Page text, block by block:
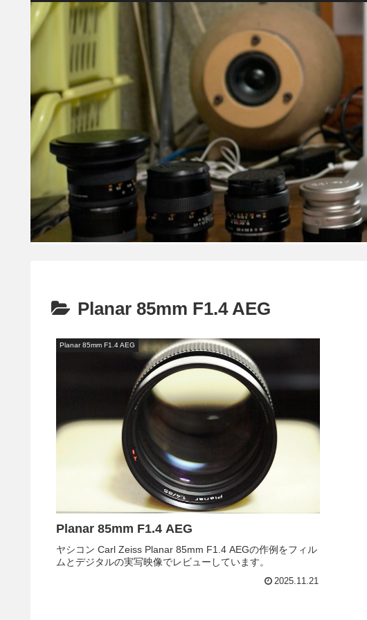
Planar 85mm F1.4 AEG
Planar 85mm F1.4 AEG
Planar 85mm F1.4 AEG
ヤシコン Carl Zeiss Planar 85mm F1.4 AEGの作例をフィル
ムとデジタルの実写映像でレビューしています。
2025.11.21